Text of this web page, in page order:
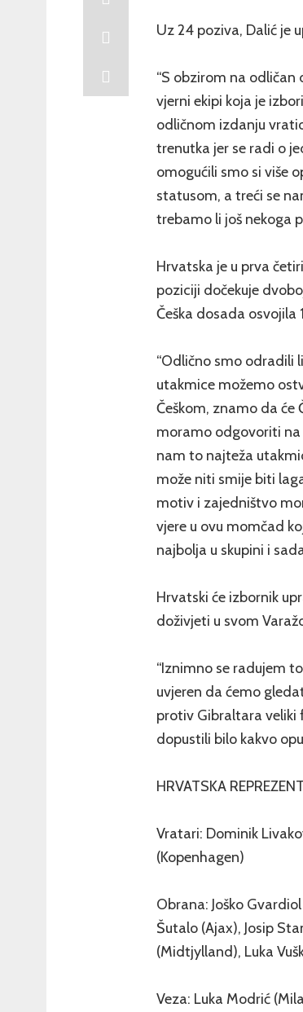
Uz 24 poziva, Dalić je
“S obzirom na
vjerni ekipi koja je
odličnom izdanju
trenutka jer se radi o
omogućili smo si više
statusom, a treći se
trebamo li još nekoga
Hrvatska je u prva
poziciji dočekuje
Češka dosada osvojila
“Odlično smo odradili
utakmice možemo
Češkom, znamo da će
moramo odgovoriti na
nam to najteža
može niti smije biti
motiv i zajedništvo
vjere u ovu momčad
najbolja u skupini i
Hrvatski će izbornik
doživjeti u svom
“Iznimno se radujem
uvjeren da ćemo
protiv Gibraltara veliki
dopustili bilo kakvo
HRVATSKA
Vratari: Dominik
(Kopenhagen)
Obrana: Joško
Šutalo (Ajax), Josip
(Midtjylland), Luka
Veza: Luka Modrić